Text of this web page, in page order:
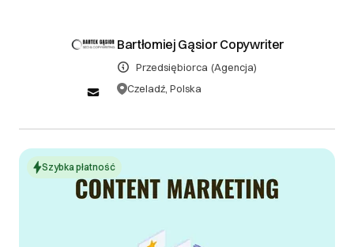
Bartłomiej Gąsior Copywriter
Przedsiębiorca (Agencja)
Czeladź, Polska
DOWIEDZ SIĘ WIĘCEJ
Szybka płatność